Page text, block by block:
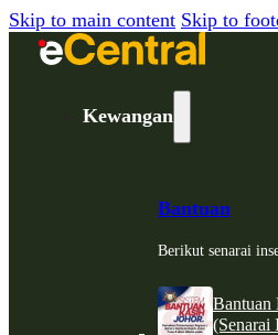
Skip to main content Skip to
Kewangan
Bantuan
Berikut senarai
Bantuan
(Senarai